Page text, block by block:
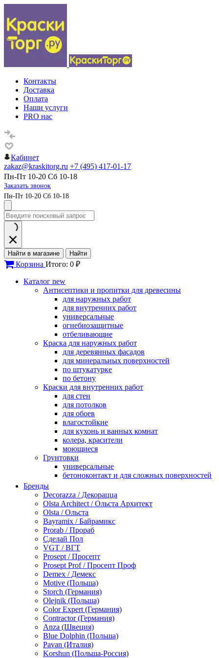
Контакты
Доставка
Оплата
Наши услуги
PRO нас
Кабинет
zakaz@kraskitorg.ru +7 (495) 417-01-17
Пн-Пт 10-20 Сб 10-18
Заказать звонок
Пн-Пт 10-20 Сб 10-18
Найти в магазине Найти
Корзина Итого: 0 ₽
Каталог new
Антисептики и пропитки для древесины
для наружных работ
для внутренних работ
универсальные
огнебиозащитные
отбеливающие
Краска для наружных работ
для деревянных фасадов
для минеральных поверхностей
по штукатурке
по бетону
Краски для внутренних работ
для стен
для потолков
для обоев
влагостойкие
для кухонь и ванных комнат
колера, красители
моющиеся
Грунтовки
универсальные
бетоноконтакт и для сложных поверхностей
по металлу
антикорозийные
под декоративные штукатурки
для гипсокартона
под штукатурку
Герметик
акриловые
силиконовые универсальные, нейтральные
силиконовые санитарные (антигрибковые)
шовные для срубов
для кровли
для каминов
полиуретановые
Декоративные штукатурки и краски
краски для декора, патина
мокрый шелк
венецианские (эффект мрамора)
песок (эффект песчаных вихрей)
декоративная шпаклевка
Бренды
Decorazza / Декорацца
Olsta Architect / Ольста Архитект
Olsta / Ольста
Bayramix / Байрамикс
Prorab / Прораб
Сделай Пол
VGT / ВГТ
Prosept / Просепт
Prosept Prof / Просепт Проф
Demex / Демекс
Motive (Польша)
Storch (Германия)
Olejnik (Польша)
Color Expert (Германия)
Contractor (Германия)
Anza (Швеция)
Blue Dolphin (Польша)
Pavan (Италия)
Korshun (Польша-Россия)